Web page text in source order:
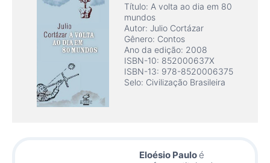
Título: A volta ao dia em 80
mundos
Autor: Julio Cortázar
Gênero: Contos
Ano da edição: 2008
ISBN-10: ‎852000637X
ISBN-13: 978-8520006375
Selo: Civilização Brasileira
Eloésio Paulo é